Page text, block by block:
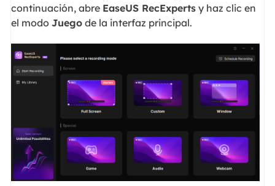
continuación, abre EaseUS RecExpertsy haz clic en
el modo Juegode la interfaz principal.